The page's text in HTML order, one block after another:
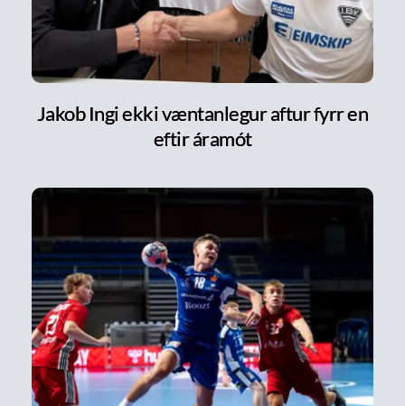
Jakob Ingi ekki væntanlegur aftur fyrr en
eftir áramót